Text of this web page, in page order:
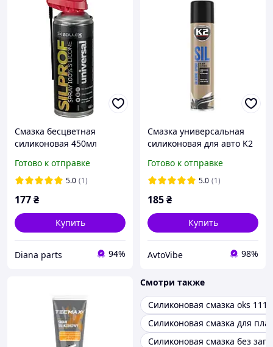
Смазка бесцветная
силиконовая 450мл
Готово к отправке
5.0 (1)
177₴
Купить
Diana parts 94%
Смазка универсальная
силиконовая для авто K2
K20009 (K6331)
Готово к отправке
5.0 (1)
185₴
Купить
AvtoVibe 98%
Смотри также
Силиконовая смазка oks 1110
Силиконовая смазка для
Силиконовая смазка без